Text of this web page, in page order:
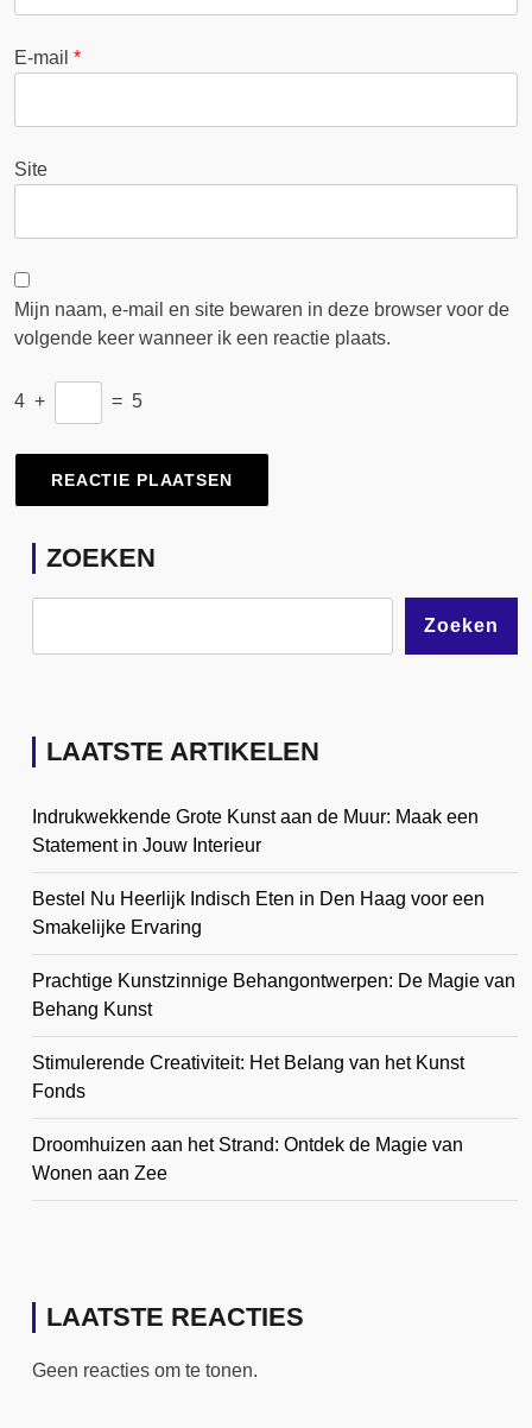
E-mail *
Site
Mijn naam, e-mail en site bewaren in deze browser voor de
volgende keer wanneer ik een reactie plaats.
4 + = 5
ZOEKEN
Zoeken
LAATSTE ARTIKELEN
Indrukwekkende Grote Kunst aan de Muur: Maak een
Statement in Jouw Interieur
Bestel Nu Heerlijk Indisch Eten in Den Haag voor een
Smakelijke Ervaring
Prachtige Kunstzinnige Behangontwerpen: De Magie van
Behang Kunst
Stimulerende Creativiteit: Het Belang van het Kunst
Fonds
Droomhuizen aan het Strand: Ontdek de Magie van
Wonen aan Zee
LAATSTE REACTIES
Geen reacties om te tonen.